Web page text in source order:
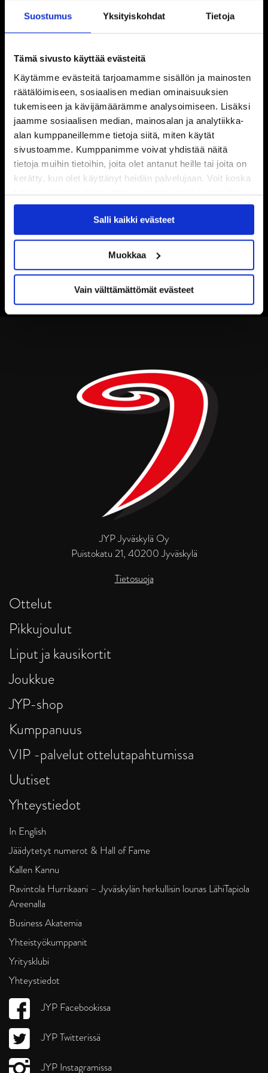
Suostumus Yksityiskohdat Tietoja
Tämä sivusto käyttää evästeitä
Käytämme evästeitä tarjoamamme sisällön ja mainosten
räätälöimiseen, sosiaalisen median ominaisuuksien
tukemiseen ja kävijämäärämme analysoimiseen. Lisäksi
jaamme sosiaalisen median, mainosalan ja analytiikka-
alan kumppaneillemme tietoja siitä, miten käytät
sivustoamme. Kumppanimme voivat yhdistää näitä
tietoja muihin tietoihin, joita olet antanut heille tai joita on
kerätty, kun olet käyttänyt heidän palvelujaan. Voit koska
tahansa kumota tai muuttaa suostumustasi evästeiden
käytöstäEvästeet-sivultamme.
Salli kaikki evästeet
Muokkaa
Vain välttämättömät evästeet
JYP Jyväskylä Oy
Puistokatu 21, 40200 Jyväskylä
Tietosuoja
Ottelut
Pikkujoulut
Liput ja kausikortit
Joukkue
JYP-shop
Kumppanuus
VIP -palvelut ottelutapahtumissa
Uutiset
Yhteystiedot
In English
Jäädytetyt numerot & Hall of Fame
Kallen Kannu
Ravintola Hurrikaani – Jyväskylän herkullisin lounas LähiTapiola
Areenalla
Business Akatemia
Yhteistyökumppanit
Yritysklubi
Yhteystiedot
JYP Facebookissa
JYP Twitterissä
JYP Instagramissa